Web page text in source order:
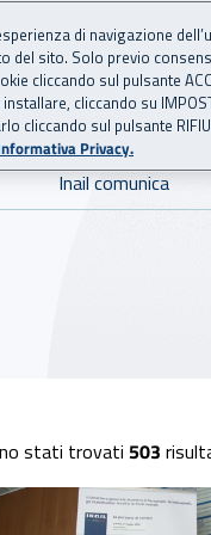
per
Inail comunica
corsi
stati trovati 503
di navigazione
sito. Solo previo
cliccando sul pulsante
cliccando su
sul pulsante
Privacy.